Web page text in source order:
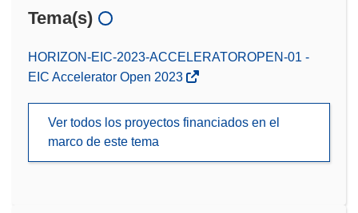
Tema(s)
HORIZON-EIC-2023-ACCELERATOROPEN-01 -
EIC Accelerator Open 2023
Ver todos los proyectos financiados en el
marco de este tema